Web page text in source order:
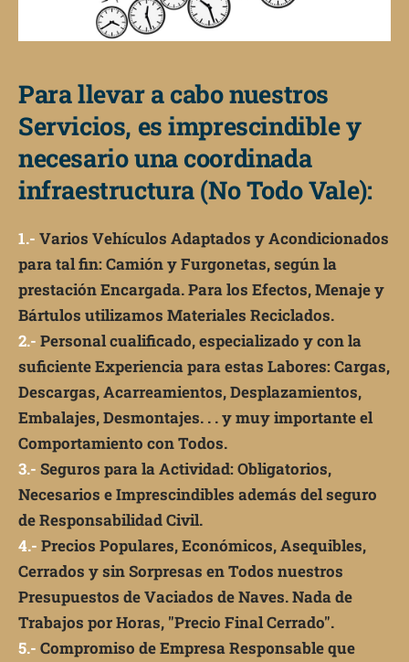
Para llevar a cabo nuestros
Servicios, es imprescindible y
necesario una coordinada
infraestructura (No Todo Vale):
1.- Varios Vehículos Adaptados y Acondicionados
para tal fin: Camión y Furgonetas, según la
prestación Encargada. Para los Efectos, Menaje y
Bártulos utilizamos Materiales Reciclados.
2.- Personal cualificado, especializado y con la
suficiente Experiencia para estas Labores: Cargas,
Descargas, Acarreamientos, Desplazamientos,
Embalajes, Desmontajes. . . y muy importante el
Comportamiento con Todos.
3.- Seguros para la Actividad: Obligatorios,
Necesarios e Imprescindibles además del seguro
de Responsabilidad Civil.
4.- Precios Populares, Económicos, Asequibles,
Cerrados y sin Sorpresas en Todos nuestros
Presupuestos de Vaciados de Naves. Nada de
Trabajos por Horas, "Precio Final Cerrado".
5.- Compromiso de Empresa Responsable que